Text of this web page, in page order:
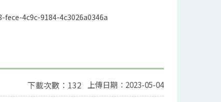
4c9c-9184-4c3026a0346a
上傳日期：2023-05-04
下載次數：132